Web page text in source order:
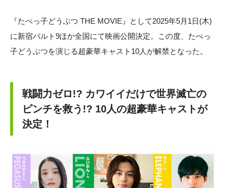
『たべっ子どうぶつ THE MOVIE』として2025年5月1日(木)
に新宿バルト9ほか全国にて映画公開決定。この度、たべっ
子どうぶつを演じる超豪華キャスト10人が解禁となった。
戦闘力ゼロ!? カワイイだけで世界滅亡の
ピンチを救う!? 10人の超豪華キャストが
決定！